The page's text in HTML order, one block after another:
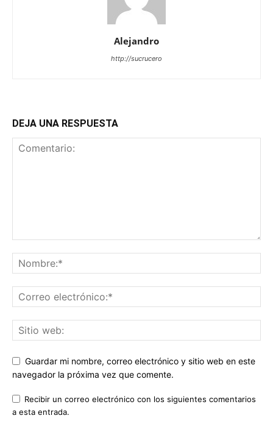
Alejandro
http://sucrucero
DEJA UNA RESPUESTA
Guardar mi nombre, correo electrónico y sitio web en este
navegador la próxima vez que comente.
Recibir un correo electrónico con los siguientes comentarios
a esta entrada.